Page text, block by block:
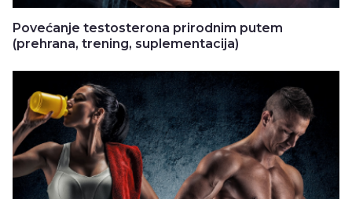
Povećanje testosterona prirodnim putem
(prehrana, trening, suplementacija)